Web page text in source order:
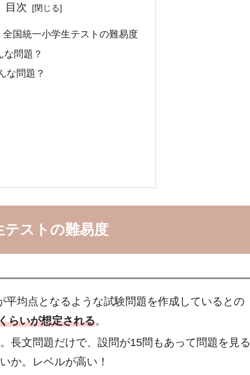
目次
全国統一小学生テストの難易度
な問題？
な問題？
テストの難易度
平均点となるような試験問題を作成しているとの
らいが想定される。
長文問題だけで、設問が15問もあって問題を見る
か。レベルが高い！